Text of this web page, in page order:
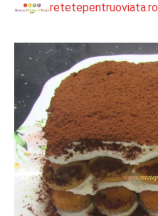
retetepentruoviata.ro